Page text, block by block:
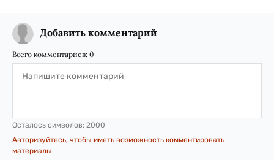
Добавить комментарий
Всего комментариев: 0
Осталось символов: 2000
Авторизуйтесь, чтобы иметь возможность комментировать
материалы